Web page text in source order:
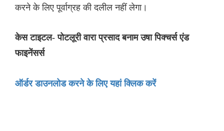
करने के लिए पूर्वाग्रह की दलील नहीं लेगा।
केस टाइटल- पोटलूरी वारा प्रसाद बनाम उषा पिक्चर्स एंड
फाइनेंसर्स
ऑर्डर डाउनलोड करने के लिए यहां क्लिक करें